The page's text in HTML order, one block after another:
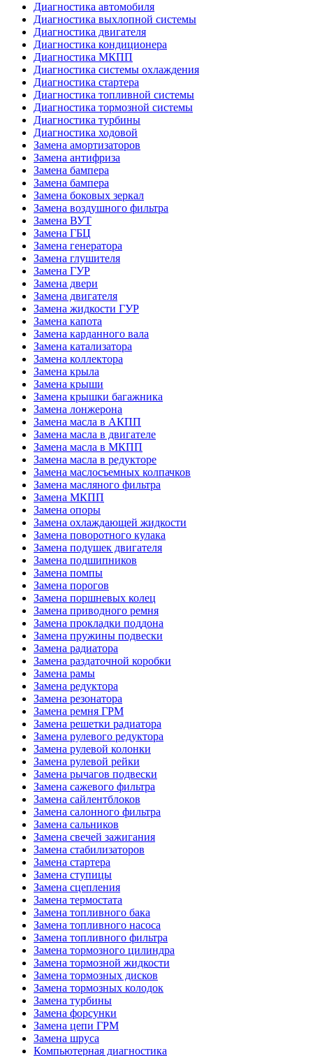
Диагностика автомобиля
Диагностика выхлопной системы
Диагностика двигателя
Диагностика кондиционера
Диагностика МКПП
Диагностика системы охлаждения
Диагностика стартера
Диагностика топливной системы
Диагностика тормозной системы
Диагностика турбины
Диагностика ходовой
Замена амортизаторов
Замена антифриза
Замена бампера
Замена бампера
Замена боковых зеркал
Замена воздушного фильтра
Замена ВУТ
Замена ГБЦ
Замена генератора
Замена глушителя
Замена ГУР
Замена двери
Замена двигателя
Замена жидкости ГУР
Замена капота
Замена карданного вала
Замена катализатора
Замена коллектора
Замена крыла
Замена крыши
Замена крышки багажника
Замена лонжерона
Замена масла в АКПП
Замена масла в двигателе
Замена масла в МКПП
Замена масла в редукторе
Замена маслосъемных колпачков
Замена масляного фильтра
Замена МКПП
Замена опоры
Замена охлаждающей жидкости
Замена поворотного кулака
Замена подушек двигателя
Замена подшипников
Замена помпы
Замена порогов
Замена поршневых колец
Замена приводного ремня
Замена прокладки поддона
Замена пружины подвески
Замена радиатора
Замена раздаточной коробки
Замена рамы
Замена редуктора
Замена резонатора
Замена ремня ГРМ
Замена решетки радиатора
Замена рулевого редуктора
Замена рулевой колонки
Замена рулевой рейки
Замена рычагов подвески
Замена сажевого фильтра
Замена сайлентблоков
Замена салонного фильтра
Замена сальников
Замена свечей зажигания
Замена стабилизаторов
Замена стартера
Замена ступицы
Замена сцепления
Замена термостата
Замена топливного бака
Замена топливного насоса
Замена топливного фильтра
Замена тормозного цилиндра
Замена тормозной жидкости
Замена тормозных дисков
Замена тормозных колодок
Замена турбины
Замена форсунки
Замена цепи ГРМ
Замена шруса
Компьютерная диагностика